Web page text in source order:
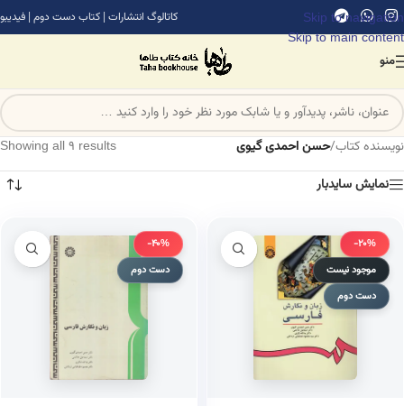
Skip to navigation
Skip to main content
کاتالوگ انتشارات | کتاب دست دوم | فیدیبو
منو
نویسنده کتاب/حسن احمدی گیوی
Showing all 9 results
نمایش سایدبار
-20%
موجود نیست
دست دوم
-40%
دست دوم